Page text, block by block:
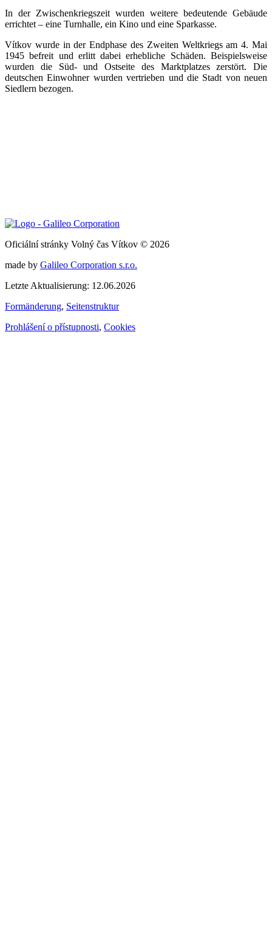
In der Zwischenkriegszeit wurden weitere bedeutende Gebäude
errichtet – eine Turnhalle, ein Kino und eine Sparkasse.
Vítkov wurde in der Endphase des Zweiten Weltkriegs am 4. Mai
1945 befreit und erlitt dabei erhebliche Schäden. Beispielsweise
wurden die Süd- und Ostseite des Marktplatzes zerstört. Die
deutschen Einwohner wurden vertrieben und die Stadt von neuen
Siedlern bezogen.
Oficiální stránky Volný čas Vítkov © 2026
made by Galileo Corporation s.r.o.
Letzte Aktualisierung: 12.06.2026
Formänderung, Seitenstruktur
Prohlášení o přístupnosti, Cookies